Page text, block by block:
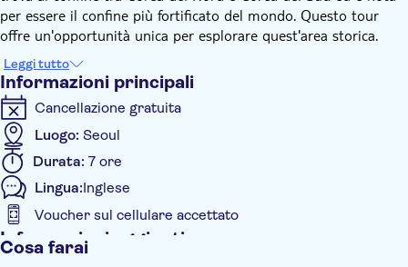
per essere il confine più fortificato del mondo. Questo tour
offre un'opportunità unica per esplorare quest'area storica.
La vostra visita sarà guidata da un esperto locale esperto che vi
fornirà approfondimenti sulla Guerra di Corea, sulla divisione
della penisola e sul suo impatto continuo sulla vita quotidiana.
Visiterete siti chiave dal forte impatto emotivo e simbolico,
offrendovi un contesto che nessun libro di testo può offrire.
Punti salienti dell'itinerario
Parco Imjingak (Ponte della Libertà, Campana della Pace,
Locomotiva a vapore)
Il 3° tunnel di infiltrazione: cammina all'interno di un
vero tunnel scavato dalla Corea del Nord
Leggi tutto
Informazioni principali
Cancellazione gratuita
Luogo: Seoul
Durata: 7 ore
Lingua:Inglese
Voucher sul cellulare accettato
Informazioni aggiuntive
Cosa farai